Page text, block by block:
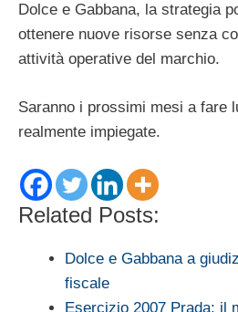
Dolce e Gabbana, la strategia
ottenere nuove risorse senza
attività operative del marchio.
Saranno i prossimi mesi a fare
realmente impiegate.
Related Posts:
Dolce e Gabbana a
fiscale
Esercizio 2007 Prada: il